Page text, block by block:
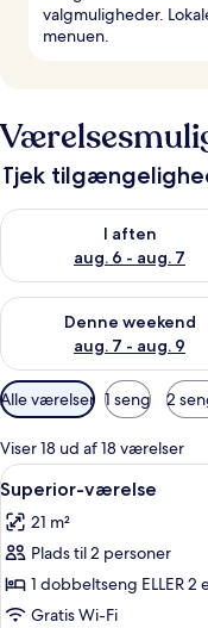
valgmuligheder.
menuen.
Tjek
I aften
aug. 6 - aug. 7
Tjek tilgængelighed for i
Denne weekend
aug. 7 - aug. 9
Tjek tilgængelighed for
Tilgængelige
filtre
for
værelser
Alle værelser 1 seng 2
Viser 18 ud af 18 værelser
Indlæs
alle
billeder
af
Superior-
værelse
4
Superior-værelse
21 m²
Plads til 2 personer
1 dobbeltseng ELLER 2
Gratis Wi-Fi